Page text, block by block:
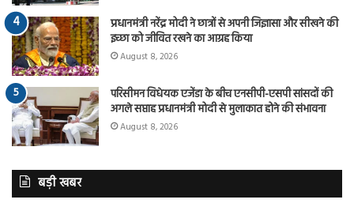
प्रधानमंत्री नरेंद्र मोदी ने छात्रों से अपनी जिज्ञासा और सीखने की
इच्छा को जीवित रखने का आग्रह किया
August 8, 2026
परिसीमन विधेयक एजेंडा के बीच एनसीपी-एसपी सांसदों की
अगले सप्ताह प्रधानमंत्री मोदी से मुलाकात होने की संभावना
August 8, 2026
बड़ी खबर